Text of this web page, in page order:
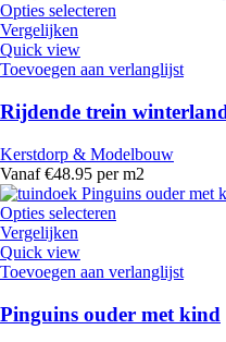
Opties selecteren
Vergelijken
Quick view
Toevoegen aan verlanglijst
Rijdende trein
Kerstdorp & Modelbouw
Vanaf €48.95 per m2
Opties selecteren
Vergelijken
Quick view
Toevoegen aan verlanglijst
Pinguins ouder met kind